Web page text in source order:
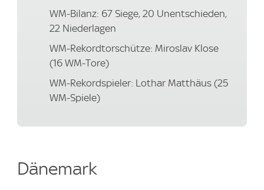
WM-Bilanz: 67 Siege, 20 Unentschieden,
22 Niederlagen
WM-Rekordtorschütze: Miroslav Klose
(16 WM-Tore)
WM-Rekordspieler: Lothar Matthäus (25
WM-Spiele)
Dänemark